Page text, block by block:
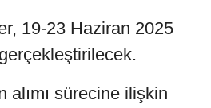
19-23 Haziran 2025
alımı sürecine ilişkin